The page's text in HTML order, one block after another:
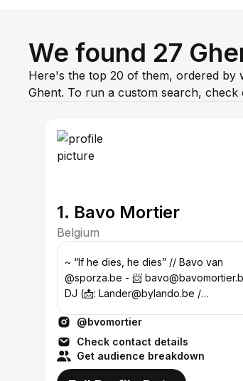
We found 27
Here's the top 20 of them, ordered by
Ghent. To run a custom search,
1. Bavo Mortier
Belgium
~ “If he dies, he dies” // Bavo van
@sporza.be - 📨
DJ (📩: Lander@bylando.be /
@bvomortier
Check contact details
Get audience breakdown